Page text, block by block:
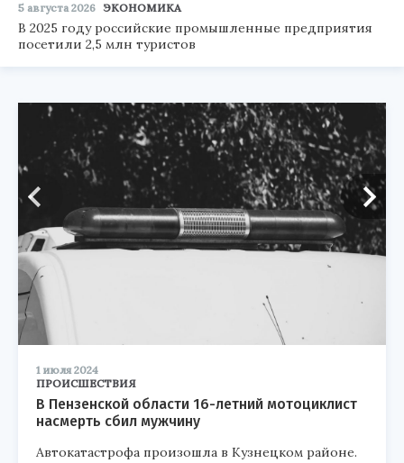
5 августа 2026 ЭКОНОМИКА
В 2025 году российские промышленные предприятия
посетили 2,5 млн туристов
1 июля 2024
ПРОИСШЕСТВИЯ
В Пензенской области 16-летний мотоциклист
насмерть сбил мужчину
Автокатастрофа произошла в Кузнецком районе.